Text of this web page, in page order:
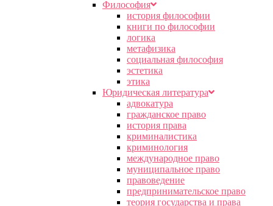
Философия
история философии
книги по философии
логика
метафизика
социальная философия
эстетика
этика
Юридическая литература
адвокатура
гражданское право
история права
криминалистика
криминология
международное право
муниципальное право
правоведение
предпринимательское право
теория государства и права